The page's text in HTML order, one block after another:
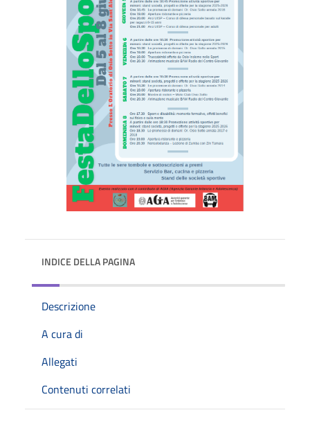
INDICE DELLA PAGINA
Descrizione
A cura di
Allegati
Contenuti correlati